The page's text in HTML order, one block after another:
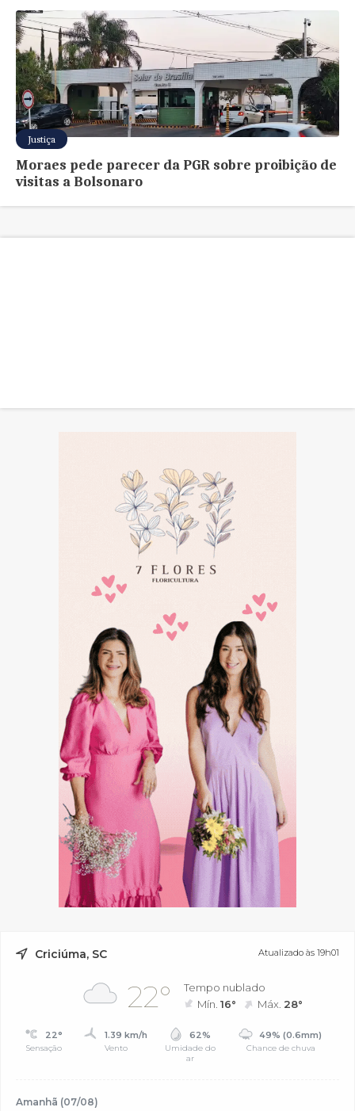
Justiça
Moraes pede parecer da PGR sobre proibição de
visitas a Bolsonaro
Criciúma, SC Atualizado às 19h01
22°
Tempo nublado
Mín.16° Máx. 28°
22°
Sensação
1.39 km/h
Vento
62%
Umidade do
ar
49% (0.6mm)
Chance de chuva
Amanhã (07/08)